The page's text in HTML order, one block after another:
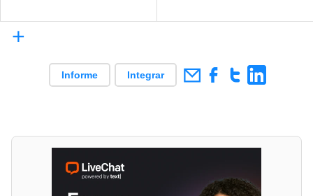
+
Informe Integrar